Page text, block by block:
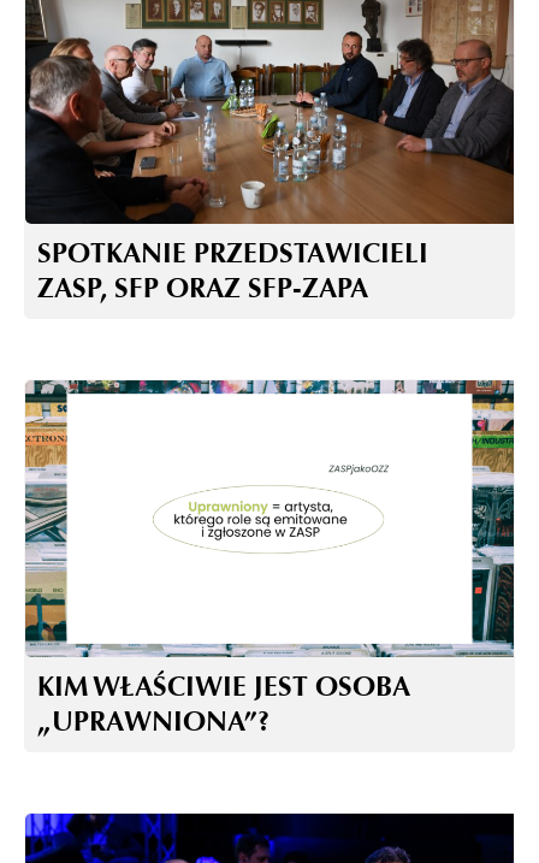
SPOTKANIE PRZEDSTAWICIELI
ZASP, SFP ORAZ SFP-ZAPA
KIM WŁAŚCIWIE JEST OSOBA
„UPRAWNIONA”?